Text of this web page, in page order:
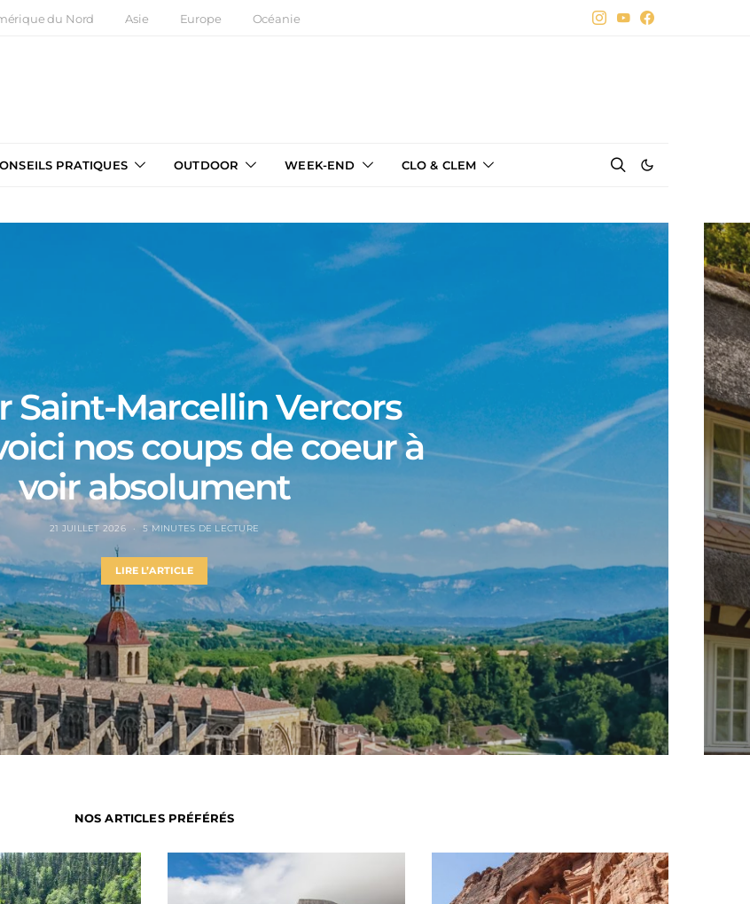
du Nord Asie Europe Océanie
PRATIQUES OUTDOOR WEEK-END CLO & CLEM
Saint-Marcellin Vercors
nos coups de coeur à
voir absolument
21 JUILLET 2026 5 MINUTES DE LECTURE
LIRE L’ARTICLE
NOS ARTICLES PRÉFÉRÉS